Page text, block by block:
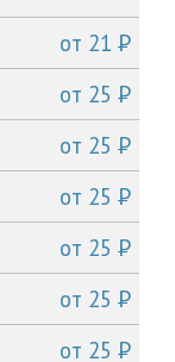
от 21P
от 25P
от 25P
от 25P
от 25P
от 25P
от 25P